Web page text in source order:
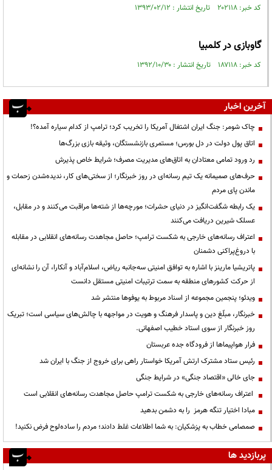
کد خبر: ۲۰۲۱۱۸ تاریخ انتشار : ۱۳۹۳/۰۲/۱۲
گاوبازی در کلمبیا
کد خبر: ۱۸۷۱۱۸ تاریخ انتشار : ۱۳۹۲/۱۰/۳۰
آخرین اخبار
چاک شومر: جنگ ایران اشتغال آمریکا را تخریب کرد؛ ترامپ از کدام سیاره آمده؟!
اتاق پول دولت در دل بورس؛ مستمری بازنشستگان، وثیقه بازی بزرگ‌ها
رد ورود تمامی معتادان به اتاق‌های مدیریت مصرف؛ شرایط خاص پذیرش
حرف‌های صمیمانه یک تیم رسانه‌ای در روز خبرنگار؛ از سختی‌های کار، ندیده‌شدن زحمات و
ماندن پای مردم
یک رابطه شگفت‌انگیز در دنیای حشرات؛ مورچه‌ها از شته‌ها مراقبت می‌کنند و در مقابل،
عسلک شیرین دریافت می‌کنند
اعتراف رسانه‌های خارجی به شکست ترامپ؛ حاصل مجاهدت رسانه‌های انقلابی در مقابله
با دروغ‌پراکنی دشمنان
پاتریشیا مارینز با اشاره به توافق امنیتی سه‌جانبه ریاض، اسلام‌آباد و آنکارا، آن را نشانه‌ای
از حرکت کشورهای منطقه به سمت ترتیبات امنیتی مستقل دانست
ویدئو؛ پنجمین مجموعه از اسناد مربوط به یوفوها منتشر شد
خبرنگار، مبلّغ دین و پاسدار فرهنگ و هویت در مواجهه با چالش‌های سیاسی است؛ تبریک
روز خبرنگار از سوی استاد خطیب اصفهانی.
فرار هواپیماها از فرودگاه جده عربستان
رئیس ستاد مشترک ارتش آمریکا خواستار راهی برای خروج از جنگ با ایران شد
جای خالی «اقتصاد جنگی» در شرایط جنگی
اعتراف رسانه‌های خارجی به شکست ترامپ حاصل مجاهدت رسانه‌های انقلابی است
مبادا اختیار تنگه هرمز را به دشمن بدهید
صمصامی خطاب به پزشکیان: به شما اطلاعات غلط دادند؛ مردم را ساده‌لوح فرض نکنید!
پربازدید ها